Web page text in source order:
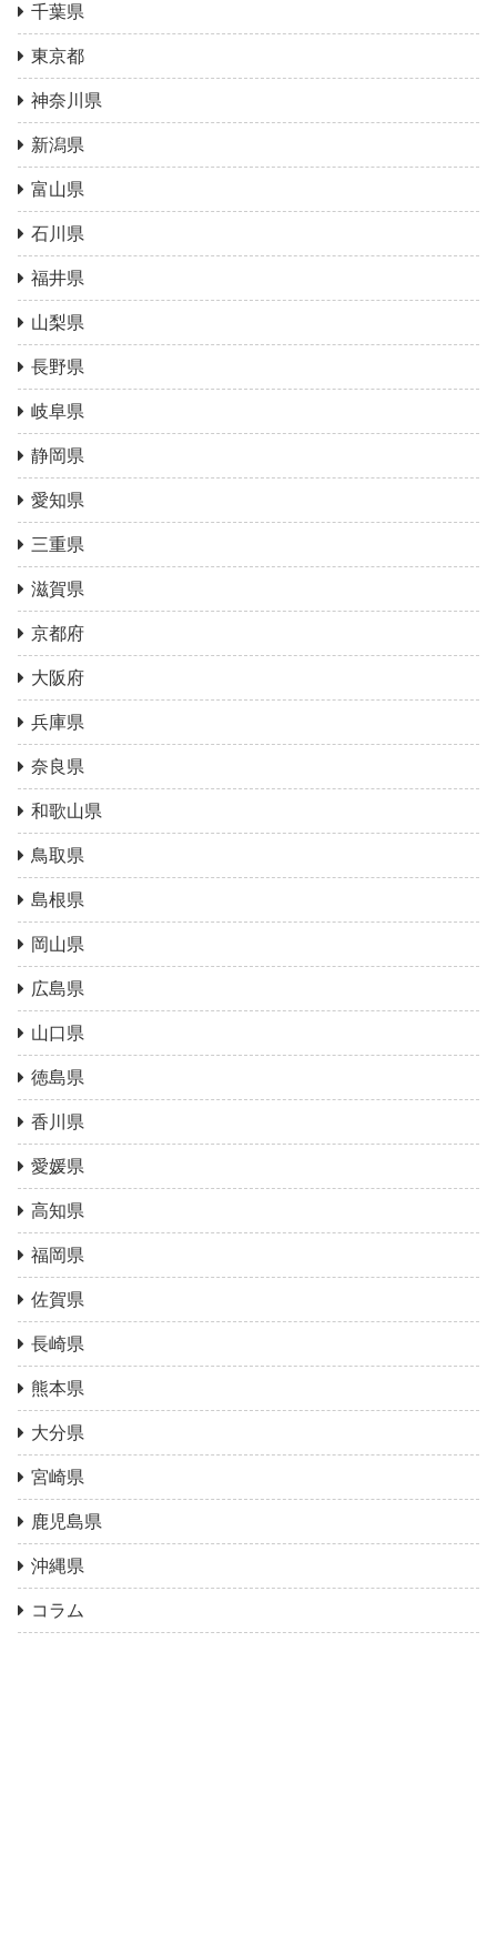
千葉県
東京都
神奈川県
新潟県
富山県
石川県
福井県
山梨県
長野県
岐阜県
静岡県
愛知県
三重県
滋賀県
京都府
大阪府
兵庫県
奈良県
和歌山県
鳥取県
島根県
岡山県
広島県
山口県
徳島県
香川県
愛媛県
高知県
福岡県
佐賀県
長崎県
熊本県
大分県
宮崎県
鹿児島県
沖縄県
コラム